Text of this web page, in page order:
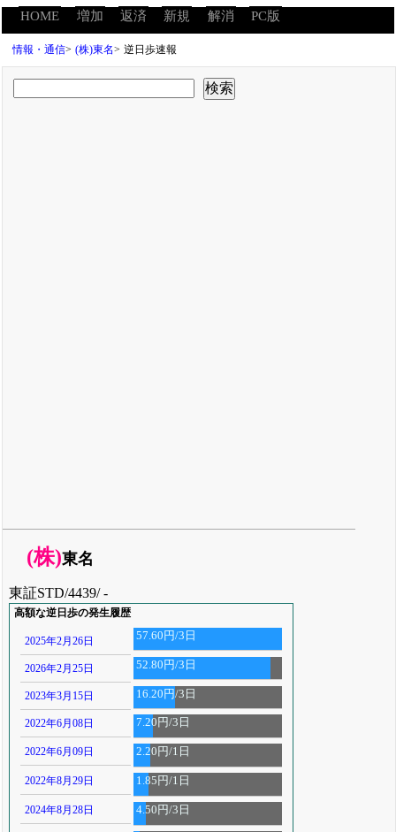
HOME 増加 返済 新規 解消 PC版
情報・通信> (株)東名> 逆日歩速報
(株)東名
東証STD/4439/ -
高額な逆日歩の発生履歴
2025年2月26日 57.60円/3日
2026年2月25日 52.80円/3日
2023年3月15日 16.20円/3日
2022年6月08日 7.20円/3日
2022年6月09日 2.20円/1日
2022年8月29日 1.85円/1日
2024年8月28日 4.50円/3日